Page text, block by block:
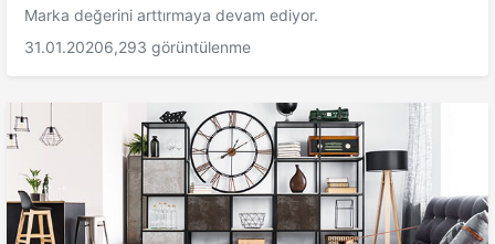
Marka değerini arttırmaya devam ediyor.
31.01.20206,293 görüntülenme